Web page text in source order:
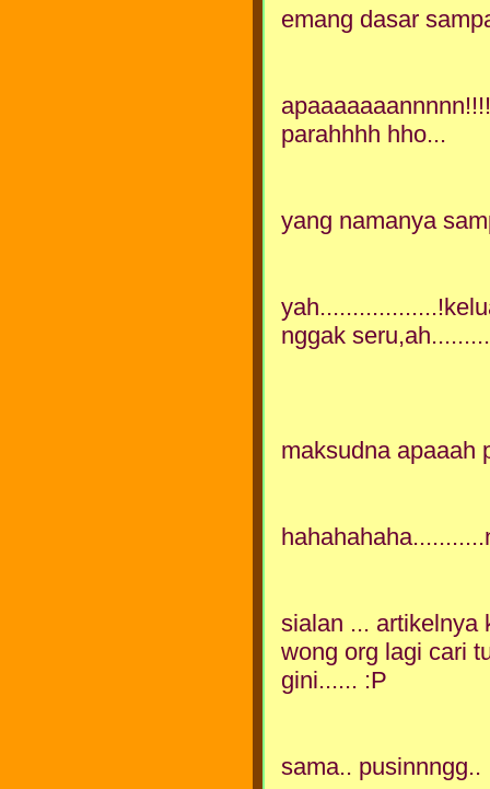
emang dasar
parahhhh hho...
yang namanya
nggak
maksudna apaaah
sialan ... artikelnya
wong org lagi cari
gini...... :P
sama.. pusinnngg..